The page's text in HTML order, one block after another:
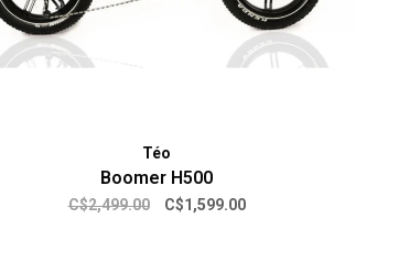
Téo
Boomer H500
C$2,499.00 C$1,599.00